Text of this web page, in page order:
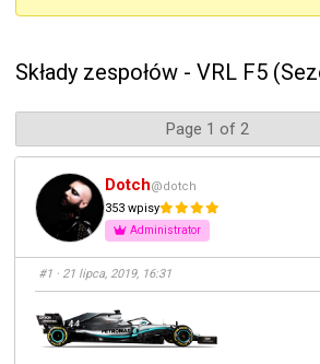
Składy zespołów - VRL F5
Page 1 of 2
Dotch@dotch
353 wpisy
Administrator
#1 · 21 lipca, 2019, 16:31